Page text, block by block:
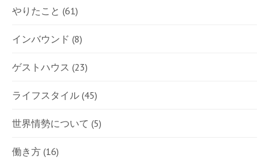
やりたこと (61)
インバウンド (8)
ゲストハウス (23)
ライフスタイル (45)
世界情勢について (5)
働き方 (16)